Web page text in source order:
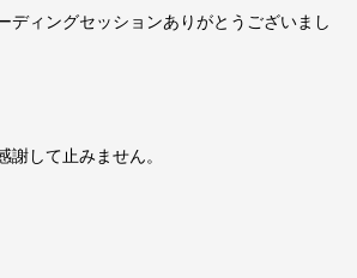
ディングセッションありがとうございまし
謝して止みません。